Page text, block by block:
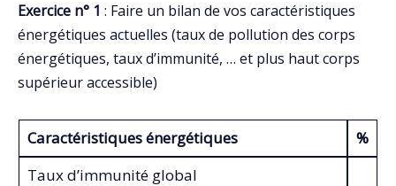
Exercice n° 1 : Faire un bilan de vos caractéristiques
énergétiques actuelles (taux de pollution des corps
énergétiques, taux d’immunité, … et plus haut corps
supérieur accessible)
Caractéristiques énergétiques
%
Taux d’immunité global